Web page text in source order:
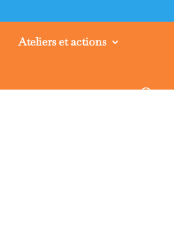
Ateliers et actions